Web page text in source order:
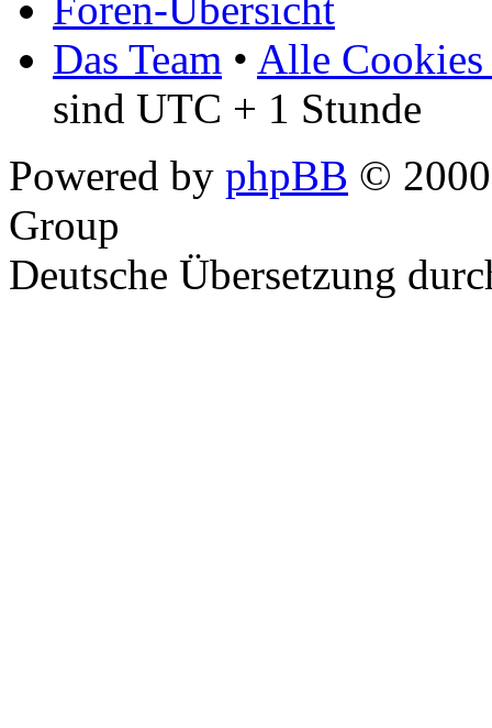
Das Team • Alle Cookies
sind UTC + 1 Stunde
Powered by phpBB ©
Group
Deutsche Übersetzung